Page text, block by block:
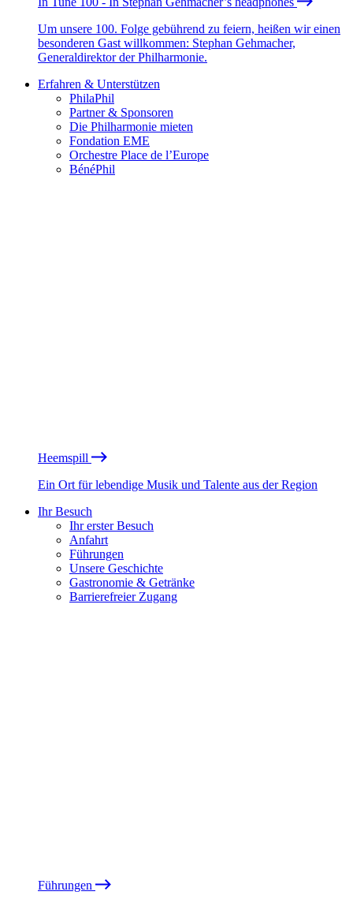
Um unsere 100. Folge gebührend zu feiern, heißen wir einen
besonderen Gast willkommen: Stephan Gehmacher,
Generaldirektor der Philharmonie.
Erfahren & Unterstützen
PhilaPhil
Partner & Sponsoren
Die Philharmonie mieten
Fondation EME
Orchestre Place de l’Europe
BénéPhil
Heemspill
Ein Ort für lebendige Musik und Talente aus der Region
Ihr Besuch
Ihr erster Besuch
Anfahrt
Führungen
Unsere Geschichte
Gastronomie & Getränke
Barrierefreier Zugang
Führungen